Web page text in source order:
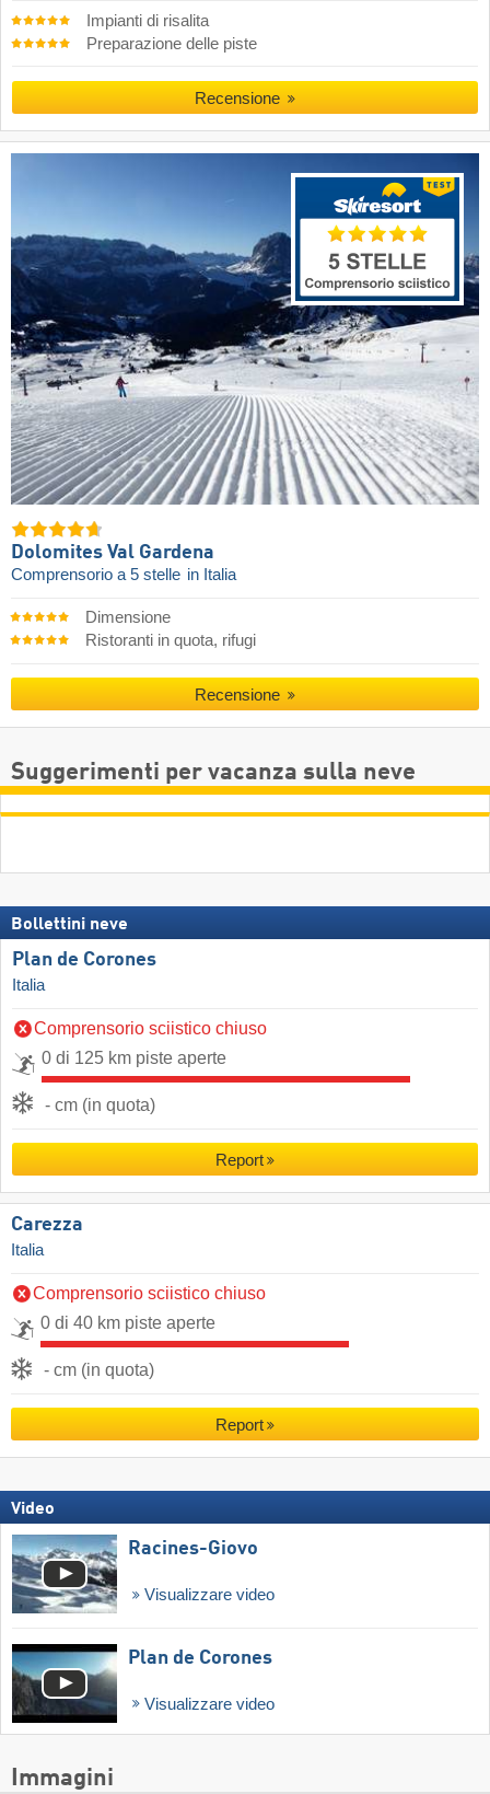
Impianti di risalita
Preparazione delle piste
Recensione
Dolomites Val Gardena
Comprensorio a 5 stelle in Italia
Dimensione
Ristoranti in quota, rifugi
Recensione
Suggerimenti per vacanza sulla neve
Bollettini neve
Plan de Corones
Italia
Comprensorio sciistico chiuso
0 di 125 km piste aperte
- cm (in quota)
Report
Carezza
Italia
Comprensorio sciistico chiuso
0 di 40 km piste aperte
- cm (in quota)
Report
Video
Racines-Giovo
Visualizzare video
Plan de Corones
Visualizzare video
Immagini